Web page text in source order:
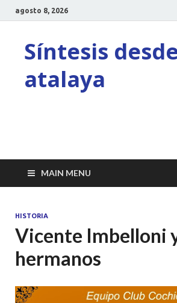
agosto 8, 2026
Síntesis
atalaya
MAIN MENU
HISTORIA
Vicente Imbelloni
hermanos